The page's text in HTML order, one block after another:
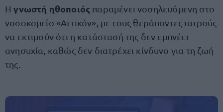
Ηγνωστή ηθοποιός παραμένει νοσηλευόμενη στο
νοσοκομείο «Αττικόν», με τους θεράποντες ιατρούς
να εκτιμούν ότι η κατάστασή της δεν εμπνέει
ανησυχία, καθώς δεν διατρέχει κίνδυνο για τη ζωή
της.